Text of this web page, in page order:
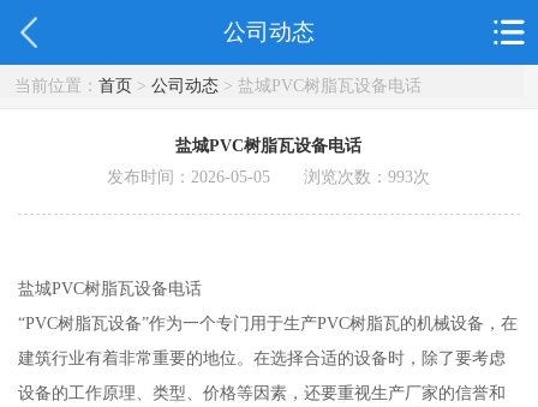
公司动态
当前位置： 首页> 公司动态> 盐城PVC树脂瓦设备电话
盐城PVC树脂瓦设备电话
发布时间：2026-05-05 浏览次数：993次
盐城PVC树脂瓦设备电话
“PVC树脂瓦设备”作为一个专门用于生产PVC树脂瓦的机械设备，在
建筑行业有着非常重要的地位。在选择合适的设备时，除了要考虑
设备的工作原理、类型、价格等因素，还要重视生产厂家的信誉和